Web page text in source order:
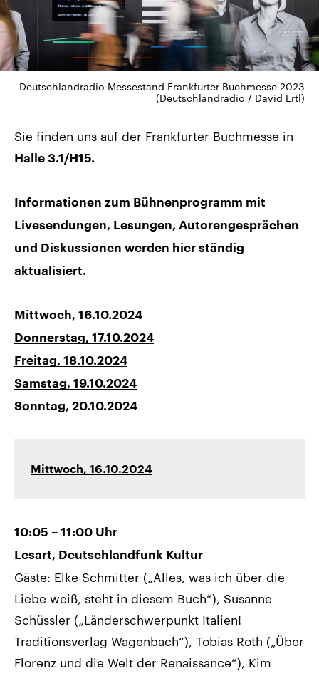
Deutschlandradio Messestand Frankfurter Buchmesse 2023
(Deutschlandradio / David Ertl)
Sie finden uns auf der Frankfurter Buchmesse in
Halle 3.1/H15.
Informationen zum Bühnenprogramm mit
Livesendungen, Lesungen, Autorengesprächen
und Diskussionen werden hier ständig
aktualisiert.
Mittwoch, 16.10.2024
Donnerstag, 17.10.2024
Freitag, 18.10.2024
Samstag, 19.10.2024
Sonntag, 20.10.2024
Mittwoch, 16.10.2024
10:05 – 11:00 Uhr
Lesart, Deutschlandfunk Kultur
Gäste: Elke Schmitter („Alles, was ich über die
Liebe weiß, steht in diesem Buch“), Susanne
Schüssler („Länderschwerpunkt Italien!
Traditionsverlag Wagenbach“), Tobias Roth („Über
Florenz und die Welt der Renaissance“), Kim